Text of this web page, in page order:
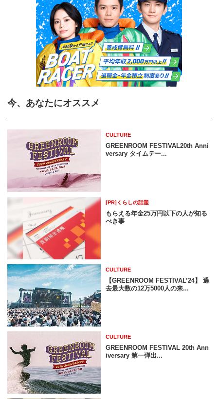
今、あなたにオススメ
CULTURE
GREENROOM FESTIVAL20th Anni
versary タイムテー...
[PR]くらしの話題
もらえる年金25万円以下の人が知る
べき事
CULTURE
【GREENROOM FESTIVAL’24】 過
去最大数の12万5000人の来...
CULTURE
GREENROOM FESTIVAL 20th Ann
iversary 第一弾出...